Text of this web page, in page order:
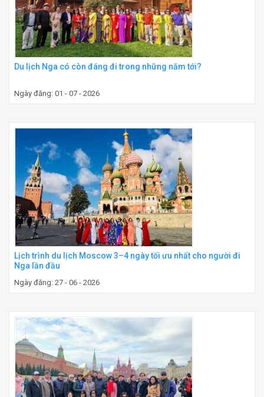
Du lịch Nga có còn đáng đi trong những năm tới?
Ngày đăng: 01 - 07 - 2026
Lịch trình du lịch Moscow 3–4 ngày tối ưu nhất cho người đi
Nga lần đầu
Ngày đăng: 27 - 06 - 2026